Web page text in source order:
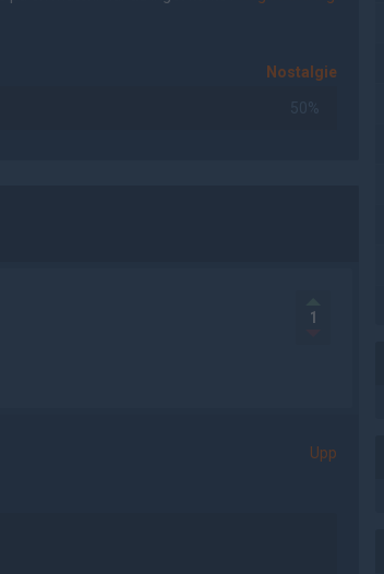
Nostalgie
50%
1
Upp